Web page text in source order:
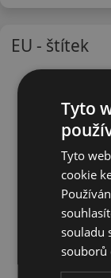
EU - štítek
Tyto
Tyto
cookie
souladu